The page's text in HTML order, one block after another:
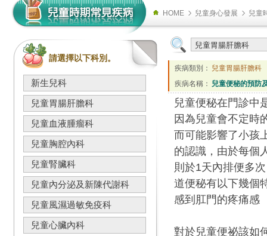
HOME 兒童身心發展 兒童
請選擇以下科別。
新生兒科
兒童胃腸肝膽科
兒童血液腫瘤科
兒童胸腔內科
兒童腎臟科
兒童內分泌及新陳代謝科
兒童風濕過敏免疫科
兒童心臟內科
疾病類別： 兒童胃腸肝膽科
疾病名稱： 兒童便秘的預防
兒童便秘在門診中
因為兒童會不定時
而可能影響了小孩
的認識，由於每個
則於1天內排便多
道便秘有以下幾個
感到肛門的疼痛感
對於兒童便祕該如